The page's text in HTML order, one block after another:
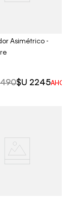
Asimétrico -
$U 2245